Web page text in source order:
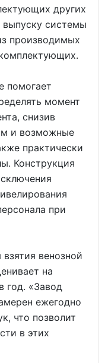
других
выпуску системы
производимых
помогает
момент
снизив
и возможные
практически
Конструкция
при
венозной
на
год. «Завод
ежегодно
что позволит
в этих